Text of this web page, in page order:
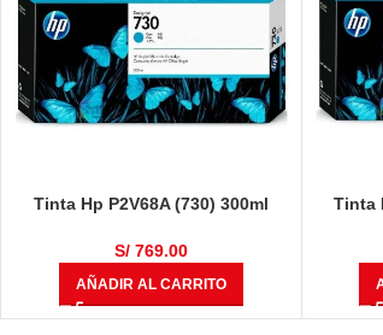
Tinta Hp P2V68A (730) 300ml
S/769.00
AÑADIR AL CARRITO
Tinta